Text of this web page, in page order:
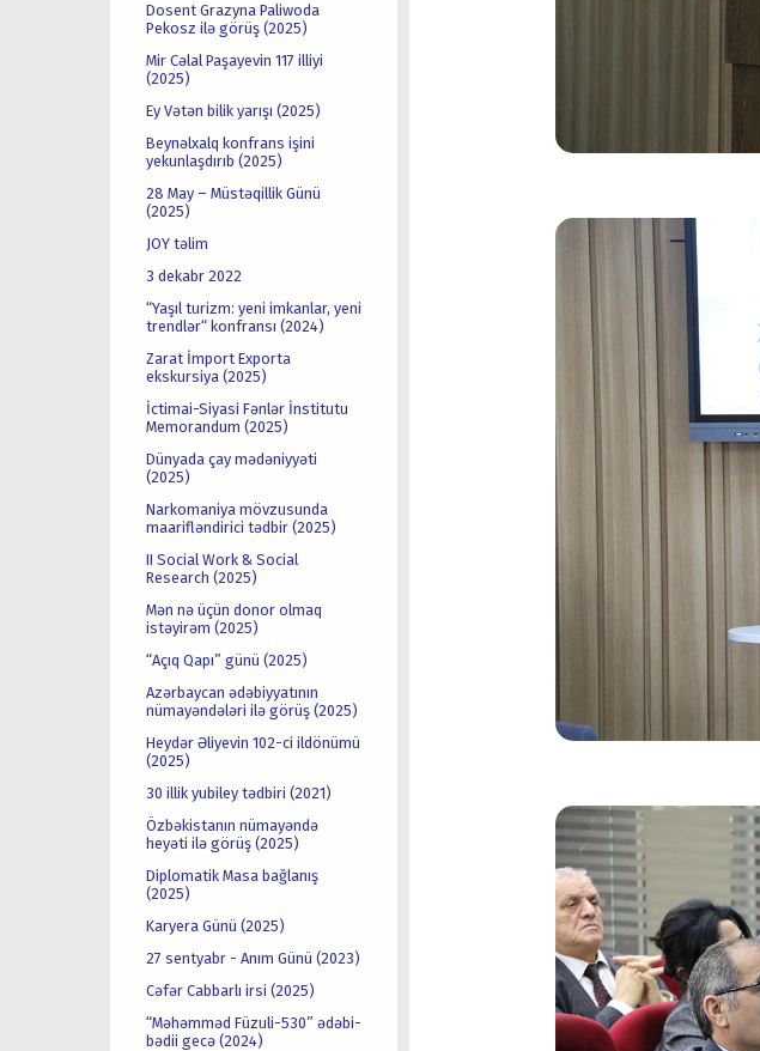
Dosent Grazyna Paliwoda
Pekosz ilə görüş (2025)
Mir Cəlal Paşayevin 117 illiyi
(2025)
Ey Vətən bilik yarışı (2025)
Beynəlxalq konfrans işini
yekunlaşdırıb (2025)
28 May – Müstəqillik Günü
(2025)
JOY təlim
3 dekabr 2022
“Yaşıl turizm: yeni imkanlar, yeni
trendlər“ konfransı (2024)
Zarat İmport Exporta
ekskursiya (2025)
İctimai-Siyasi Fənlər İnstitutu
Memorandum (2025)
Dünyada çay mədəniyyəti
(2025)
Narkomaniya mövzusunda
maarifləndirici tədbir (2025)
II Social Work & Social
Research (2025)
Mən nə üçün donor olmaq
istəyirəm (2025)
“Açıq Qapı” günü (2025)
Azərbaycan ədəbiyyatının
nümayəndələri ilə görüş (2025)
Heydər Əliyevin 102-ci ildönümü
(2025)
30 illik yubiley tədbiri (2021)
Özbəkistanın nümayəndə
heyəti ilə görüş (2025)
Diplomatik Masa bağlanış
(2025)
Karyera Günü (2025)
27 sentyabr - Anım Günü (2023)
Cəfər Cabbarlı irsi (2025)
“Məhəmməd Füzuli-530” ədəbi-
bədii gecə (2024)